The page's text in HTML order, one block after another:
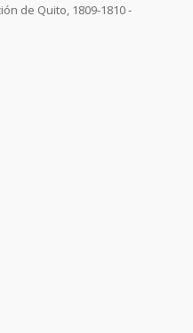
de Quito, 1809-1810 -